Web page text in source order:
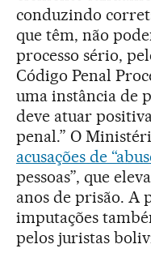
conduzindo
que têm, não
processo sério,
Código Penal
uma instância de
deve atuar
penal.” O
acusações de
pessoas”, que
anos de prisão. A
imputações
pelos juristas